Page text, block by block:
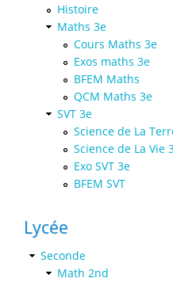
Histoire
Maths 3e
Cours Maths 3e
Exos maths 3e
BFEM Maths
QCM Maths 3e
SVT 3e
Science de La
Science de La Vie
Exo SVT 3e
BFEM SVT
Lycée
Seconde
Math 2nd